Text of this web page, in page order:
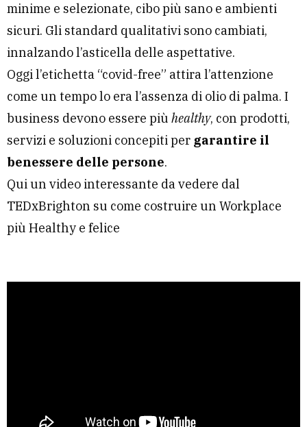
minime e selezionate, cibo più sano e ambienti
sicuri. Gli standard qualitativi sono cambiati,
innalzando l’asticella delle aspettative.
Oggi l’etichetta “covid-free” attira l’attenzione
come un tempo lo era l’assenza di olio di palma. I
business devono essere più healthy, con prodotti,
servizi e soluzioni concepiti per garantire il
benessere delle persone.
Qui un video interessante da vedere dal
TEDxBrighton su come costruire un Workplace
più Healthy e felice